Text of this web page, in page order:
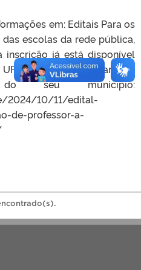
em: Editais Para os
escolas da rede pública,
inscrição já está disponível
Divulguem para as
seu município:
2024/10/11/edital-
de-professor-a-